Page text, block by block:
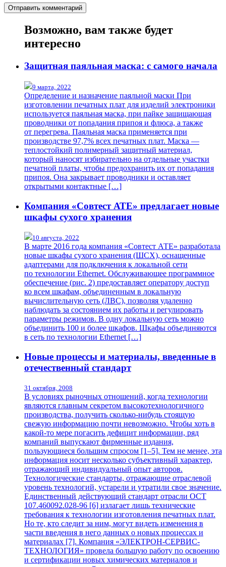
Возможно, вам также будет
интересно
Защитная паяльная маска: с самого начала
9 марта, 2022
Определение и назначение паяльной маски При
изготовлении печатных плат для изделий электроники
используется паяльная маска, при пайке защищающая
проводники от попадания припоя и флюса, а также
от перегрева. Паяльная маска применяется при
производстве 97,7% всех печатных плат. Маска —
теплостойкий полимерный защитный материал,
который наносят избирательно на отдельные участки
печатной платы, чтобы предохранить их от попадания
припоя. Она закрывает проводники и оставляет
открытыми контактные […]
Компания «Совтест АТЕ» предлагает новые
шкафы сухого хранения
10 августа, 2022
В марте 2016 года компания «Совтест АТЕ» разработала
новые шкафы сухого хранения (ШСХ), оснащенные
адаптерами для подключения к локальной сети
по технологии Ethernet. Обслуживающее программное
обеспечение (рис. 2) предоставляет оператору доступ
ко всем шкафам, объединенным в локальную
вычислительную сеть (ЛВС), позволяя удаленно
наблюдать за состоянием их работы и регулировать
параметры режимов. В одну локальную сеть можно
объединить 100 и более шкафов. Шкафы объединяются
в сеть по технологии Ethernet […]
Новые процессы и материалы, введенные в
отечественный стандарт
31 октября, 2008
В условиях рыночных отношений, когда технологии
являются главным секретом высокотехнологичного
производства, получить сколько-нибудь стоящую
свежую информацию почти невозможно. Чтобы хоть в
какой-то мере погасить дефицит информации, ряд
компаний выпускают фирменные издания,
пользующиеся большим спросом [1–5]. Тем не менее, эта
информация носит несколько субъективный характер,
отражающий индивидуальный опыт авторов.
Технологические стандарты, отражающие отраслевой
уровень технологий, устарели и утратили свое значение.
Единственный действующий стандарт отрасли ОСТ
107.460092.028-96 [6] излагает лишь технические
требования к технологии изготовления печатных плат.
Но те, кто следит за ним, могут видеть изменения в
части введения в него данных о новых процессах и
материалах [7]. Компания «ЭЛЕКТРОН-СЕРВИС-
ТЕХНОЛОГИЯ» провела большую работу по освоению
и сертификации новых химических материалов и